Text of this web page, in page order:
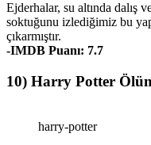
Ejderhalar, su altında dalış
soktuğunu izlediğimiz bu
çıkarmıştır.
-IMDB Puanı: 7.7
10) Harry Potter
harry-potter